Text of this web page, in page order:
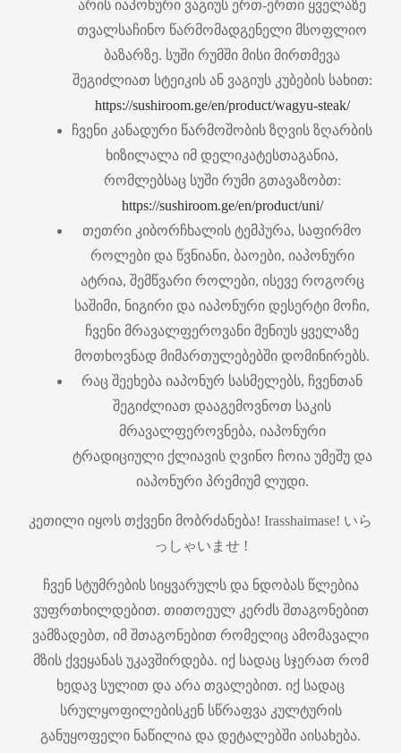
არის იაპონური ვაგიუს ერთ-ერთი ყველაზე
თვალსაჩინო წარმომადგენელი მსოფლიო
ბაზარზე. სუში რუმში მისი მირთმევა
შეგიძლიათ სტეიკის ან ვაგიუს კუბების სახით:
https://sushiroom.ge/en/product/wagyu-steak/
ჩვენი კანადური წარმოშობის ზღვის ზღარბის
ხიზილალა იმ დელიკატესთაგანია,
რომლებსაც სუში რუმი გთავაზობთ:
https://sushiroom.ge/en/product/uni/
თეთრი კიბორჩხალის ტემპურა, საფირმო
როლები და წვნიანი, ბაოები, იაპონური
ატრია, შემწვარი როლები, ისევე როგორც
საშიმი, ნიგირი და იაპონური დესერტი მოჩი,
ჩვენი მრავალფეროვანი მენიუს ყველაზე
მოთხოვნად მიმართულებებში დომინირებს.
რაც შეეხება იაპონურ სასმელებს, ჩვენთან
შეგიძლიათ დააგემოვნოთ საკის
მრავალფეროვნება, იაპონური
ტრადიციული ქლიავის ღვინო ჩოია უმეშუ და
იაპონური პრემიუმ ლუდი.
კეთილი იყოს თქვენი მობრძანება! Irasshaimase! いら
っしゃいませ !
ჩვენ სტუმრების სიყვარულს და ნდობას წლებია
ვუფრთხილდებით. თითოეულ კერძს შთაგონებით
ვამზადებთ, იმ შთაგონებით რომელიც ამომავალი
მზის ქვეყანას უკავშირდება. იქ სადაც სჯერათ რომ
ხედავ სულით და არა თვალებით. იქ სადაც
სრულყოფილებისკენ სწრაფვა კულტურის
განუყოფელი ნაწილია და დეტალებში აისახება.